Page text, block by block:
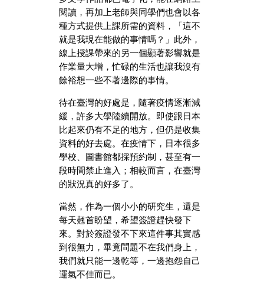
閱讀，再加上老師與同學們也會以各
種方式提供上課所需的資料，「這不
就是我現在能做的事情嗎？」此外，
線上授課帶來的另一個顯著影響就是
作業量大增，忙碌的生活也讓我沒有
餘裕想一些不著邊際的事情。
待在臺灣的好處是，隨著疫情逐漸減
緩，許多大學陸續開放。即使跟日本
比起來仍有不足的地方，但仍是收集
資料的好去處。在疫情下，日本很多
學校、圖書館都採預約制，甚至有一
段時間禁止進入；相較而言，在臺灣
的狀況真的好多了。
當然，作為一個小小的研究生，還是
每天翹首盼望，希望簽證趕快發下
來。對於簽證發不下來這件事其實感
到很無力，畢竟問題不在我們身上，
我們就只能一邊乾等，一邊抱怨自己
運氣不佳而已。